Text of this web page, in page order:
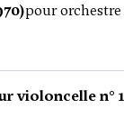
pour
violoncelle n° 1